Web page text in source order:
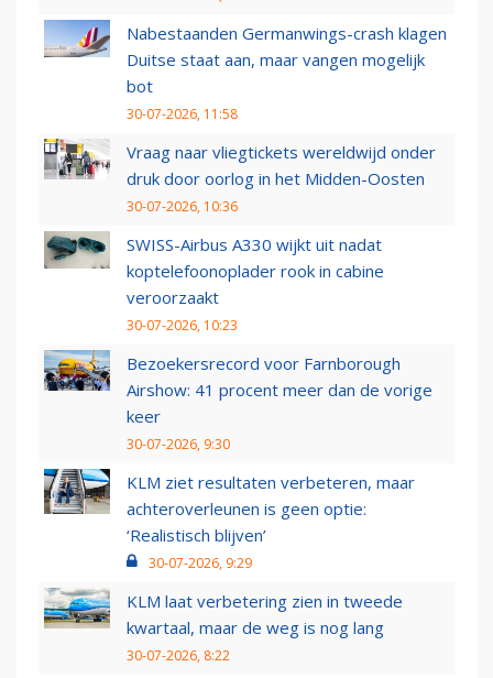
Nabestaanden Germanwings-crash klagen
Duitse staat aan, maar vangen mogelijk
bot
30-07-2026, 11:58
Vraag naar vliegtickets wereldwijd onder
druk door oorlog in het Midden-Oosten
30-07-2026, 10:36
SWISS-Airbus A330 wijkt uit nadat
koptelefoonoplader rook in cabine
veroorzaakt
30-07-2026, 10:23
Bezoekersrecord voor Farnborough
Airshow: 41 procent meer dan de vorige
keer
30-07-2026, 9:30
KLM ziet resultaten verbeteren, maar
achteroverleunen is geen optie:
‘Realistisch blijven’
30-07-2026, 9:29
KLM laat verbetering zien in tweede
kwartaal, maar de weg is nog lang
30-07-2026, 8:22